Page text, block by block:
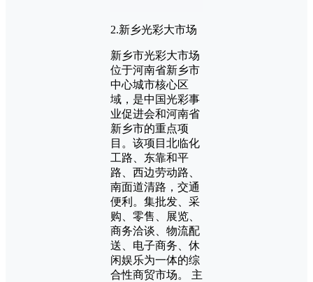
2.新乡光彩大市场
新乡市光彩大市场
位于河南省新乡市
中心城市核心区
域，是中国光彩事
业促进会和河南省
新乡市的重点项
目。该项目北临化
工路、东靠和平
路、西边劳动路、
南面道清路，交通
便利。集批发、采
购、零售、展览、
商务洽谈、物流配
送、电子商务、休
闲娱乐为一体的综
合性商贸市场。 主